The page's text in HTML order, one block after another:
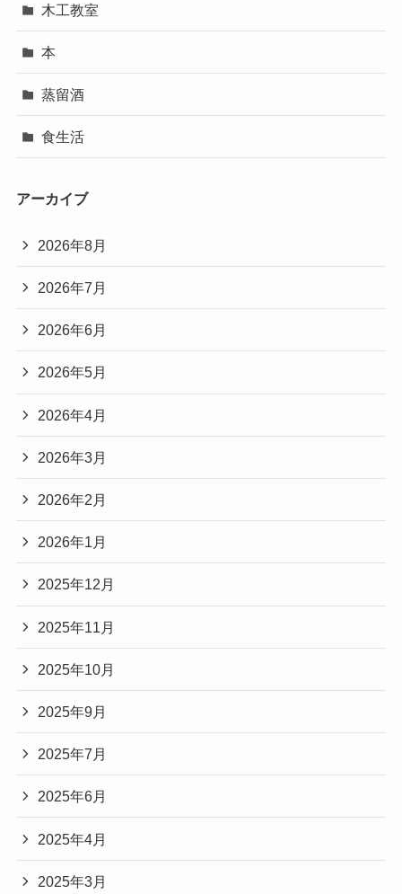
木工教室
本
蒸留酒
食生活
アーカイブ
2026年8月
2026年7月
2026年6月
2026年5月
2026年4月
2026年3月
2026年2月
2026年1月
2025年12月
2025年11月
2025年10月
2025年9月
2025年7月
2025年6月
2025年4月
2025年3月